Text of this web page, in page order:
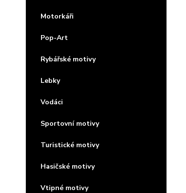
Motorkáři
Pop-Art
Rybářské motivy
Lebky
Vodáci
Sportovní motivy
Turistické motivy
Hasičské motivy
Vtipné motivy